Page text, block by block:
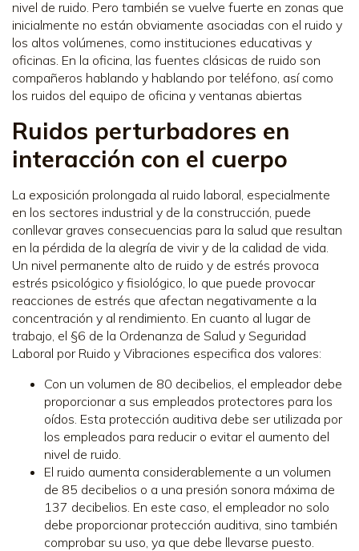
nivel de ruido. Pero también se vuelve fuerte en zonas que
inicialmente no están obviamente asociadas con el ruido y
los altos volúmenes, como instituciones educativas y
oficinas. En la oficina, las fuentes clásicas de ruido son
compañeros hablando y hablando por teléfono, así como
los ruidos del equipo de oficina y ventanas abiertas
Ruidos perturbadores en
interacción con el cuerpo
La exposición prolongada al ruido laboral, especialmente
en los sectores industrial y de la construcción, puede
conllevar graves consecuencias para la salud que resultan
en la pérdida de la alegría de vivir y de la calidad de vida.
Un nivel permanente alto de ruido y de estrés provoca
estrés psicológico y fisiológico, lo que puede provocar
reacciones de estrés que afectan negativamente a la
concentración y al rendimiento. En cuanto al lugar de
trabajo, el §6 de la Ordenanza de Salud y Seguridad
Laboral por Ruido y Vibraciones especifica dos valores:
Con un volumen de 80 decibelios, el empleador debe
proporcionar a sus empleados protectores para los
oídos. Esta protección auditiva debe ser utilizada por
los empleados para reducir o evitar el aumento del
nivel de ruido.
El ruido aumenta considerablemente a un volumen
de 85 decibelios o a una presión sonora máxima de
137 decibelios. En este caso, el empleador no solo
debe proporcionar protección auditiva, sino también
comprobar su uso, ya que debe llevarse puesto.